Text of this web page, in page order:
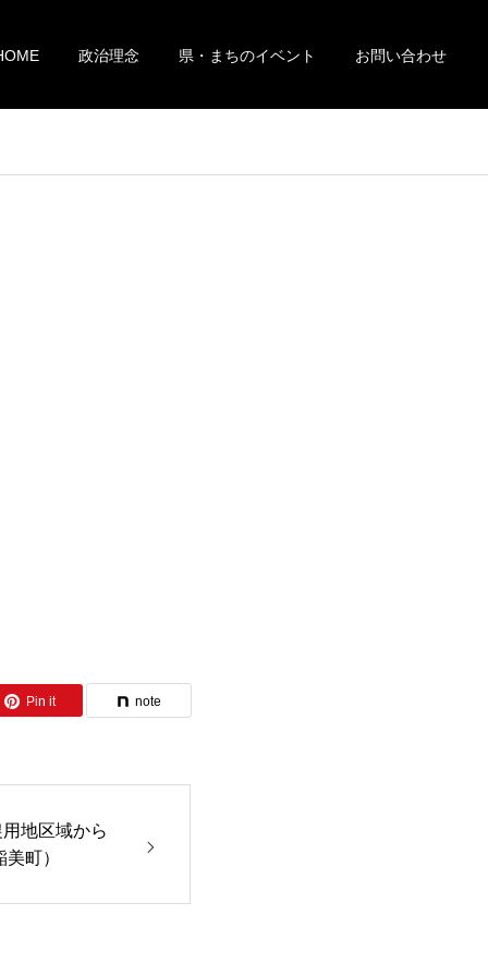
政治理念 県・まちのイベント お問い合わせ
Pin it note
地区域から
町）